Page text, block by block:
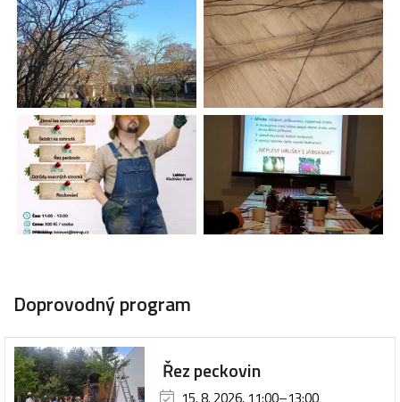
Doprovodný program
Řez peckovin
15. 8. 2026, 11:00–13:00